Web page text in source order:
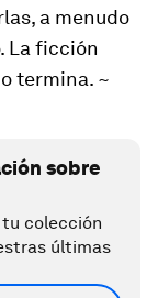
a menudo
La ficción
termina. ~
sobre
colección
últimas